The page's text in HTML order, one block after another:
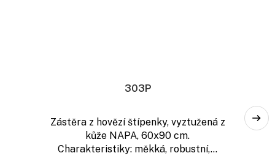
303P
Zástěra z hovězí štípenky, vyztužená z
kůže NAPA, 60x90 cm.
Charakteristiky: měkká, robustní,...